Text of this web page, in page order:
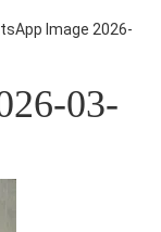
Image 2026-
03-